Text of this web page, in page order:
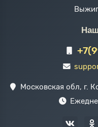
Московская обл, г.